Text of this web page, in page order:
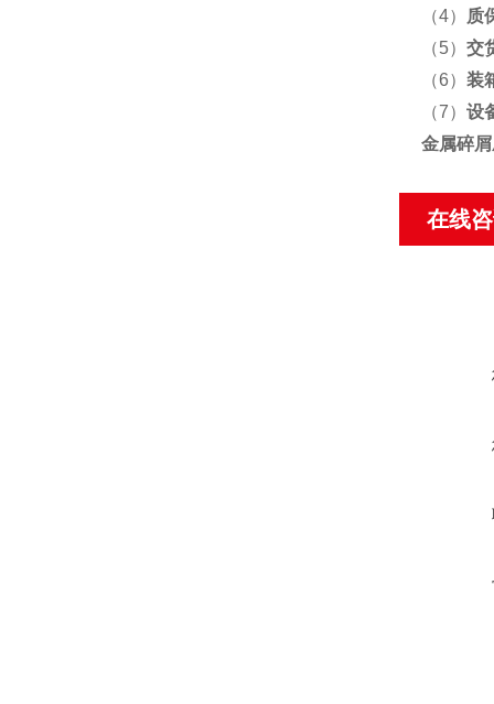
（4）
质
（5） 交
（6） 装
（7） 设
金属碎
在线